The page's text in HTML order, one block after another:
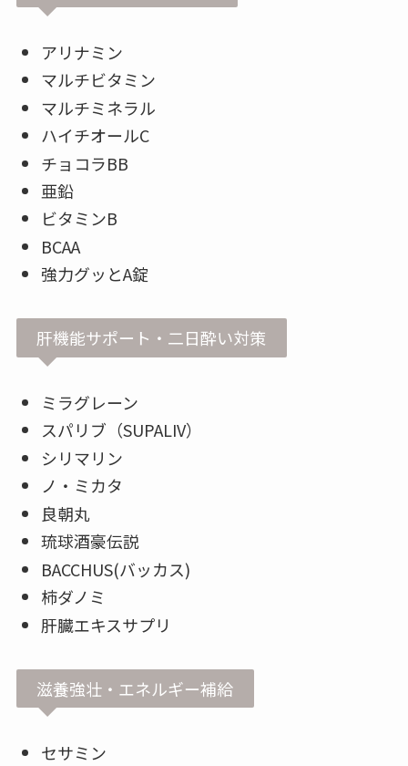
アリナミン
マルチビタミン
マルチミネラル
ハイチオールC
チョコラBB
亜鉛
ビタミンB
BCAA
強力グッとA錠
肝機能サポート・二日酔い対策
ミラグレーン
スパリブ（SUPALIV）
シリマリン
ノ・ミカタ
良朝丸
琉球酒豪伝説
BACCHUS(バッカス)
柿ダノミ
肝臓エキスサプリ
滋養強壮・エネルギー補給
セサミン